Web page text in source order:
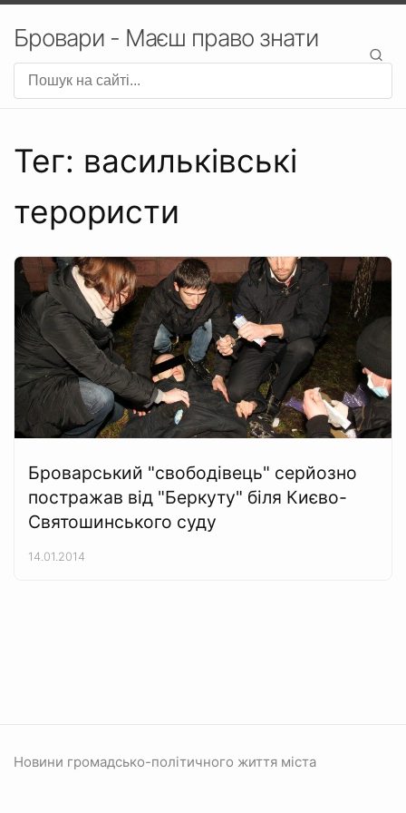
Бровари - Маєш право знати
Тег: васильківські
терористи
Броварський "свободівець" серйозно
постражав від "Беркуту" біля Києво-
Святошинського суду
14.01.2014
Новини громадсько-політичного життя міста